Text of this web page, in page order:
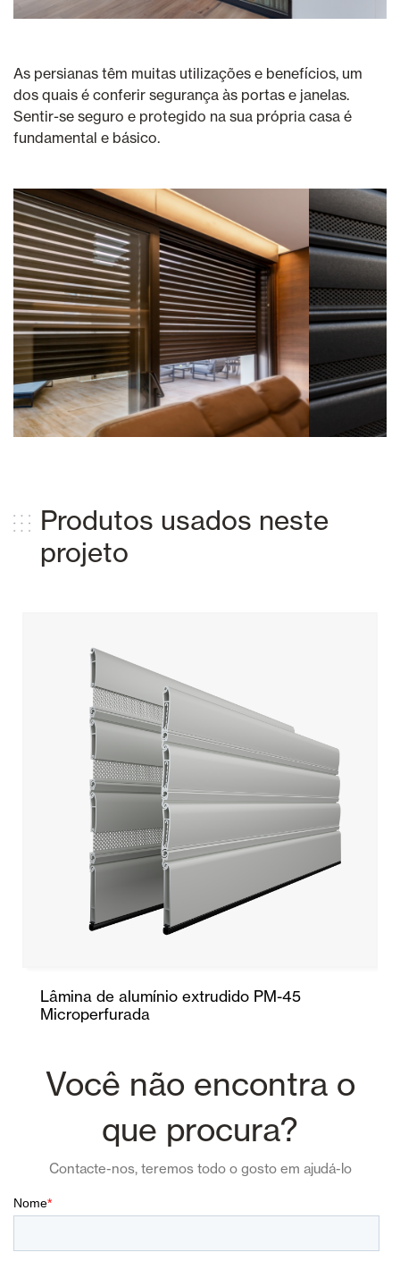
As persianas têm muitas utilizações e benefícios, um
dos quais é conferir segurança às portas e janelas.
Sentir-se seguro e protegido na sua própria casa é
fundamental e básico.
Produtos usados ​​neste
projeto
Lâmina de alumínio extrudido PM-45
Microperfurada
Você não encontra o
que procura?
Contacte-nos, teremos todo o gosto em ajudá-lo